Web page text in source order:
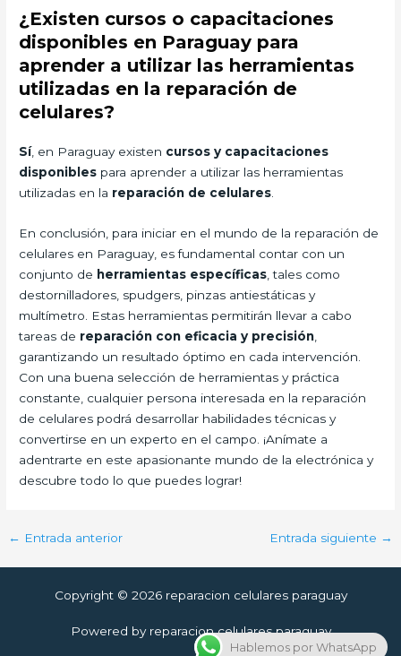
¿Existen cursos o capacitaciones
disponibles en Paraguay para
aprender a utilizar las herramientas
utilizadas en la reparación de
celulares?
Sí, en Paraguay existen cursos y capacitaciones
disponibles para aprender a utilizar las herramientas
utilizadas en la reparación de celulares.
En conclusión, para iniciar en el mundo de la reparación de
celulares en Paraguay, es fundamental contar con un
conjunto de herramientas específicas , tales como
destornilladores, spudgers, pinzas antiestáticas y
multímetro. Estas herramientas permitirán llevar a cabo
tareas de reparación con eficacia y precisión
garantizando un resultado óptimo en cada intervención.
Con una buena selección de herramientas y práctica
constante, cualquier persona interesada en la reparación
de celulares podrá desarrollar habilidades técnicas y
convertirse en un experto en el campo. ¡Anímate a
adentrarte en este apasionante mundo de la electrónica y
descubre todo lo que puedes lograr!
← Entrada anterior Entrada siguiente →
Copyright © 2026 reparacion celulares paraguay
Powered by reparacion celulares paraguay
Hablemos por WhatsApp